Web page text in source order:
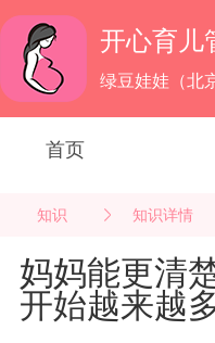
开心育儿
绿豆娃娃（北
首页
知识 知识详情
妈妈能更清
开始越来越